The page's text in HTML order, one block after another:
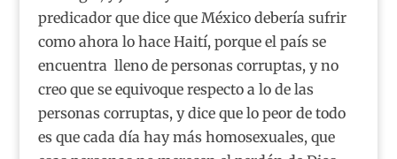
predicador que dice que México debería sufrir
como ahora lo hace Haití, porque el país se
encuentra lleno de personas corruptas, y no
creo que se equivoque respecto a lo de las
personas corruptas, y dice que lo peor de todo
es que cada día hay más homosexuales, que